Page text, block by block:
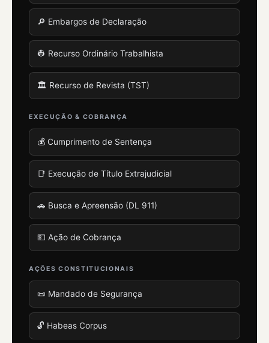
🔎 Embargos de Declaração
👷 Recurso Ordinário Trabalhista
🏛️ Recurso de Revista (TST)
EXECUÇÃO & COBRANÇA
💰 Cumprimento de Sentença
📑 Execução de Título Extrajudicial
🚗 Busca e Apreensão (DL 911)
💵 Ação de Cobrança
AÇÕES CONSTITUCIONAIS
📜 Mandado de Segurança
🔓 Habeas Corpus